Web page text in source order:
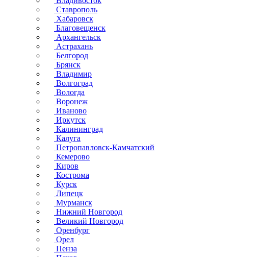
Ставрополь
Хабаровск
Благовещенск
Архангельск
Астрахань
Белгород
Брянск
Владимир
Волгоград
Вологда
Воронеж
Иваново
Иркутск
Калининград
Калуга
Петропавловск-Камчатский
Кемерово
Киров
Кострома
Курск
Липецк
Мурманск
Нижний Новгород
Великий Новгород
Оренбург
Орел
Пенза